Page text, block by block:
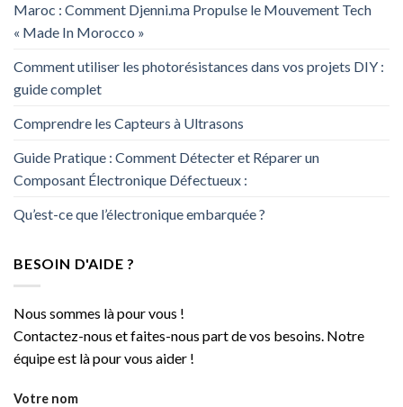
Maroc : Comment Djenni.ma Propulse le Mouvement Tech
« Made In Morocco »
Comment utiliser les photorésistances dans vos projets DIY :
guide complet
Comprendre les Capteurs à Ultrasons
Guide Pratique : Comment Détecter et Réparer un
Composant Électronique Défectueux :
Qu’est-ce que l’électronique embarquée ?
BESOIN D'AIDE ?
Nous sommes là pour vous !
Contactez-nous et faites-nous part de vos besoins. Notre
équipe est là pour vous aider !
Votre nom